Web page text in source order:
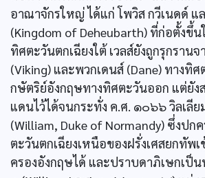
อาณาจักรใหญ่ ได้แก่ โพวิส กวีเนดด์ แ
(Kingdom of Deheubarth) ที่ก่อตั้งขึ้
ทิศตะวันตกเฉียงใต้ เวลส์ยังถูกรุกรานจ
(Viking) และพวกเดนส์ (Dane) ทางทิ
กษัตริย์อังกฤษทางทิศตะวันออก แต่ยัง
แดนไว้ได้จนกระทั่ง ค.ศ. ๑๐๖๖ วิลเลี
(William, Duke of Normandy) ซึ่งป
ตะวันตกเฉียงเหนือของฝรั่งเศสยกทัพ
ครองอังกฤษได้ และปราบดาภิเษกเป็น